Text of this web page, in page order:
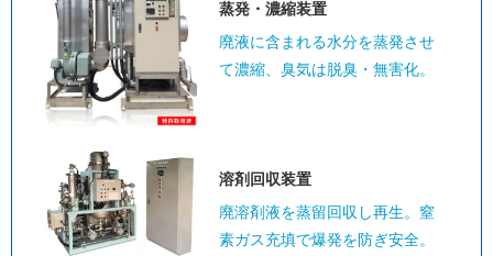
蒸発・濃縮装置
廃液に含まれる水分を蒸発させ
て濃縮、臭気は脱臭・無害化。
溶剤回収装置
廃溶剤液を蒸留回収し再生。窒
素ガス充填で爆発を防ぎ安全。